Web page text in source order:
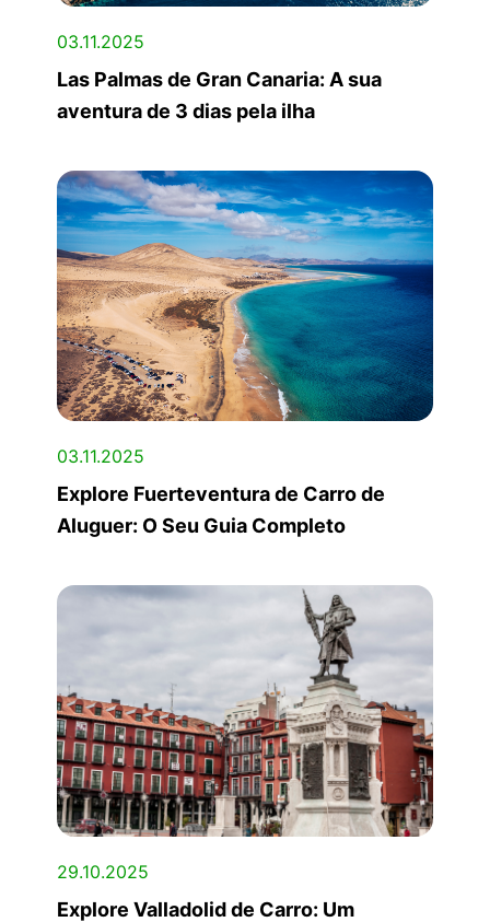
03.11.2025
Las Palmas de Gran Canaria: A sua
aventura de 3 dias pela ilha
03.11.2025
Explore Fuerteventura de Carro de
Aluguer: O Seu Guia Completo
29.10.2025
Explore Valladolid de Carro: Um